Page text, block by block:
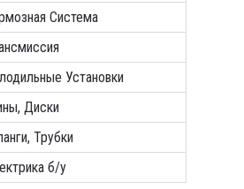
Система
Установки
Диски
Трубки
б/у